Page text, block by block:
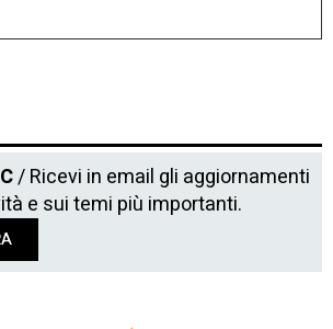
/ Ricevi in email gli aggiornamenti
e sui temi più importanti.